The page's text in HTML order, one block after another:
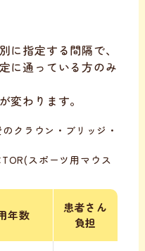
に指定する間隔で、
に通っている方のみ
わります。
クラウン・ブリッジ・
スポーツ用マウス
年数
患者さん
負担